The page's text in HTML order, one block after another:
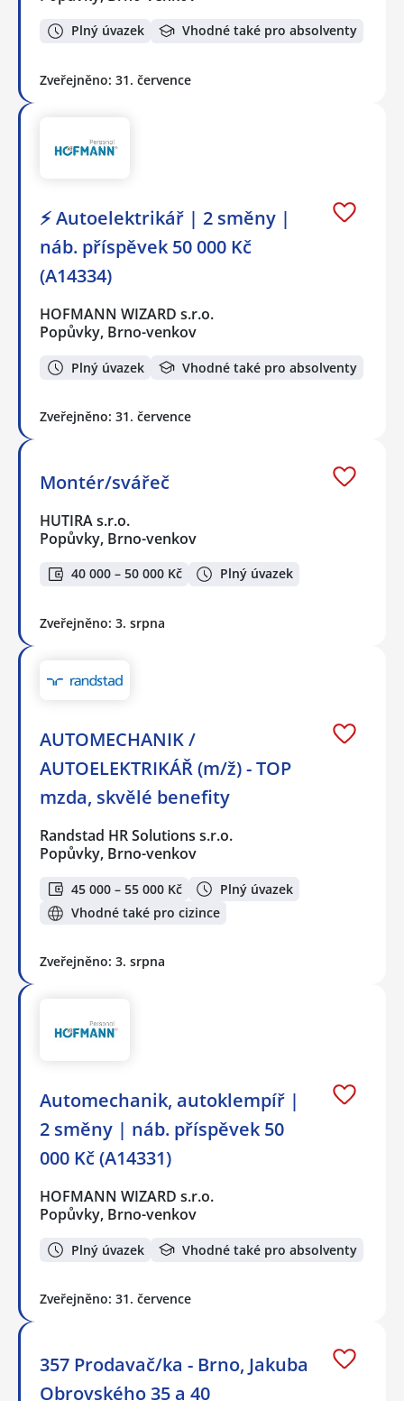
Plný úvazek Vhodné také pro absolventy
Zveřejněno: 31. července
⚡ Autoelektrikář | 2 směny |
náb. příspěvek 50 000 Kč
(A14334)
HOFMANN WIZARD s.r.o.
Popůvky, Brno-venkov
Plný úvazek Vhodné také pro absolventy
Zveřejněno: 31. července
Montér/svářeč
HUTIRA s.r.o.
Popůvky, Brno-venkov
40 000 – 50 000 Kč Plný úvazek
Zveřejněno: 3. srpna
AUTOMECHANIK /
AUTOELEKTRIKÁŘ (m/ž) - TOP
mzda, skvělé benefity
Randstad HR Solutions s.r.o.
Popůvky, Brno-venkov
45 000 – 55 000 Kč
Plný úvazek
Vhodné také pro cizince
Zveřejněno: 3. srpna
Automechanik, autoklempíř |
2 směny | náb. příspěvek 50
000 Kč (A14331)
HOFMANN WIZARD s.r.o.
Popůvky, Brno-venkov
Plný úvazek Vhodné také pro absolventy
Zveřejněno: 31. července
357 Prodavač/ka - Brno, Jakuba
Obrovského 35 a 40